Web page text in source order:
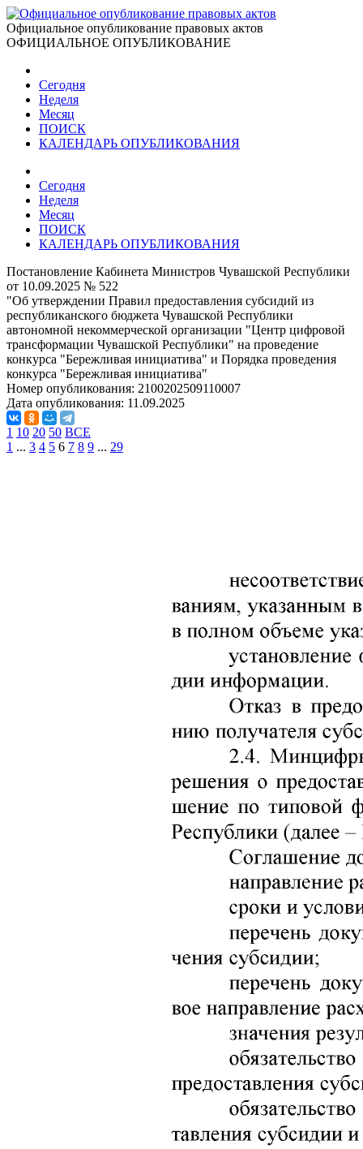
Официальное опубликование правовых актов
ОФИЦИАЛЬНОЕ ОПУБЛИКОВАНИЕ
Сегодня
Неделя
Месяц
ПОИСК
КАЛЕНДАРЬ ОПУБЛИКОВАНИЯ
Сегодня
Неделя
Месяц
ПОИСК
КАЛЕНДАРЬ ОПУБЛИКОВАНИЯ
Постановление Кабинета Министров Чувашской Республики
от 10.09.2025 № 522
"Об утверждении Правил предоставления субсидий из
республиканского бюджета Чувашской Республики
автономной некоммерческой организации "Центр цифровой
трансформации Чувашской Республики" на проведение
конкурса "Бережливая инициатива" и Порядка проведения
конкурса "Бережливая инициатива"
Номер опубликования: 2100202509110007
Дата опубликования: 11.09.2025
1 10 20 50 ВСЕ
1 ... 3 4 5 6 7 8 9 ... 29